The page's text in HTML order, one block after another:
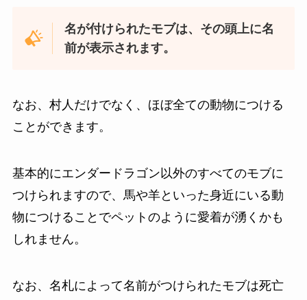
名が付けられたモブは、その頭上に名
前が表示されます。
なお、村人だけでなく、ほぼ全ての動物につける
ことができます。
基本的にエンダードラゴン以外のすべてのモブに
つけられますので、馬や羊といった身近にいる動
物につけることでペットのように愛着が湧くかも
しれません。
なお、名札によって名前がつけられたモブは死亡